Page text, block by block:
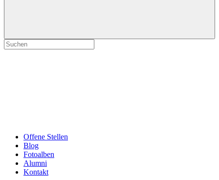
Offene Stellen
Blog
Fotoalben
Alumni
Kontakt